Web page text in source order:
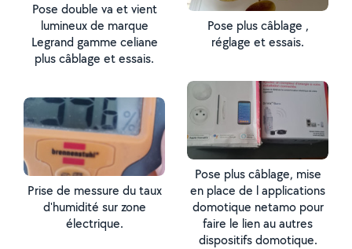
Pose double va et vient
lumineux de marque
Legrand gamme celiane
plus câblage et essais.
Pose plus câblage ,
réglage et essais.
Prise de messure du taux
d'humidité sur zone
électrique.
Pose plus câblage, mise
en place de l applications
domotique netamo pour
faire le lien au autres
dispositifs domotique.